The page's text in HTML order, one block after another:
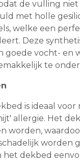
de vulling
met holle
welke een
Deze
goede vocht- en
te
is ideaal voor
allergie. Het
worden,
worden
het dekbed